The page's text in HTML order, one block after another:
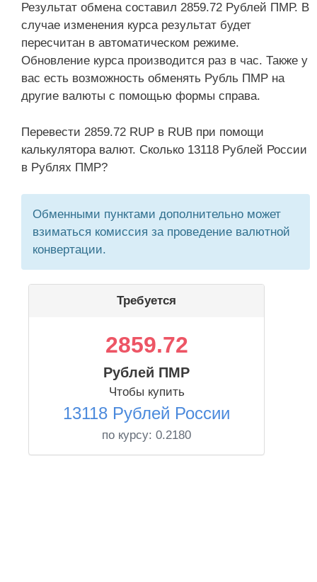
Результат обмена составил 2859.72 Рублей ПМР. В
случае изменения курса результат будет
пересчитан в автоматическом режиме.
Обновление курса производится раз в час. Также у
вас есть возможность обменять Рубль ПМР на
другие валюты с помощью формы справа.
Перевести 2859.72 RUP в RUB при помощи
калькулятора валют. Сколько 13118 Рублей России
в Рублях ПМР?
Обменными пунктами дополнительно может
взиматься комиссия за проведение валютной
конвертации.
Требуется
2859.72
Рублей ПМР
Чтобы купить
13118 Рублей России
по курсу: 0.2180